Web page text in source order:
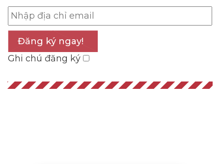
Đăng ký ngay!
Ghi chú đăng ký